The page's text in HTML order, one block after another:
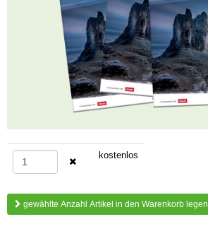
kostenlos
gewählte Anzahl Artikel in den Warenkorb legen